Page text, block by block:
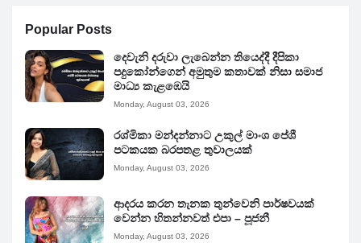
Popular Posts
දෙවැනි දරුවා ලැබෙන්න තියෙද්දී දීපිකා
පදුකෝන්ගෙන් අමුතුම කතාවක් නිසා සමාජ
මාධ්‍ය කැළඹෙයි
Monday, August 03, 2026
රශ්මිකා මන්දන්නාට උකුල් මාංශ පේශී
පටකයක බරපතළ තුවාලයක්
Monday, August 03, 2026
ආදරය කරන තැනක තුන්වෙනි පාර්ෂවයක්
වෙන්න හිතන්නවත් එපා – පූජනී
Monday, August 03, 2026